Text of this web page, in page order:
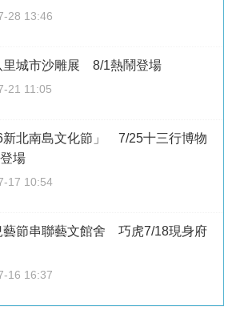
28 13:46
里城市沙雕展 8/1熱鬧登場
21 11:05
新北南島文化節」 7/25十三行博物
場
17 10:54
藝節串聯藝文館舍 巧虎7/18現身府
16 16:37